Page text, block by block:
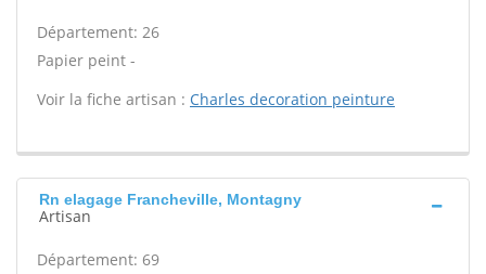
Département: 26
Papier peint -
Voir la fiche artisan : Charles decoration peinture
Rn elagage Francheville, Montagny
Artisan
Département: 69